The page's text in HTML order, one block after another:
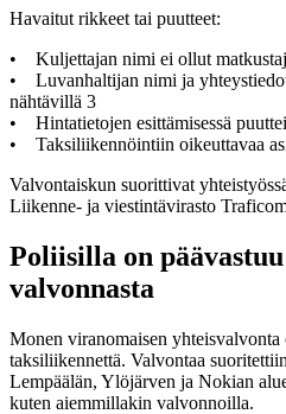
Havaitut rikkeet tai puutteet:
• Kuljettajan nimi ei ollut
• Luvanhaltijan nimi ja
nähtävillä 3
• Hintatietojen esittämisessä
• Taksiliikennöintiin oikeuttavaa
Valvontaiskun suorittivat
Liikenne- ja viestintävirasto
Poliisilla on
valvonnasta
Monen viranomaisen yhteisvalvonta
taksiliikennettä. Valvontaa
Lempäälän, Ylöjärven ja Nokian
kuten aiemmillakin valvonnoilla.